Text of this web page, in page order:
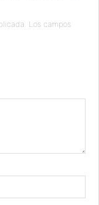
Los campos